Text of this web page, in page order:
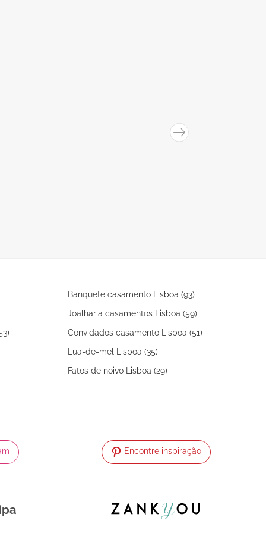
Banquete casamento Lisboa (93)
Joalharia casamentos Lisboa (59)
Convidados casamento Lisboa (51)
Lua-de-mel Lisboa (35)
Fatos de noivo Lisboa (29)
Encontre inspiração